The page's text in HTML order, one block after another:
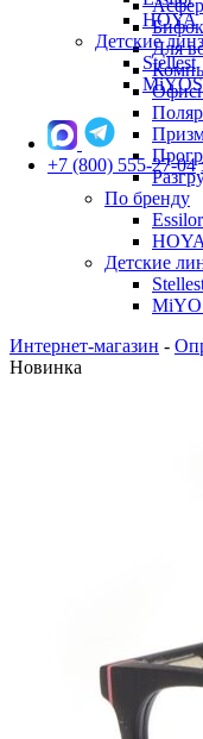
Для
По бренду
Essilor
HOYA
Детские
HOYA
Детские
Stellest
+7 (800) 555-27-04
Интернет-магазин -
Новинка